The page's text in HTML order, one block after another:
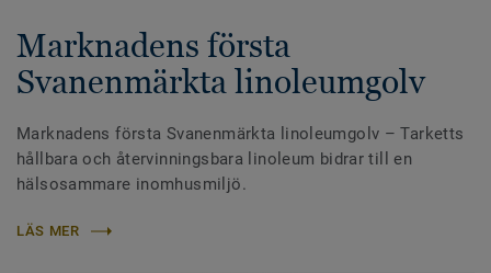
Marknadens första
Svanenmärkta linoleumgolv
Marknadens första Svanenmärkta linoleumgolv – Tarketts
hållbara och återvinningsbara linoleum bidrar till en
hälsosammare inomhusmiljö.
LÄS MER